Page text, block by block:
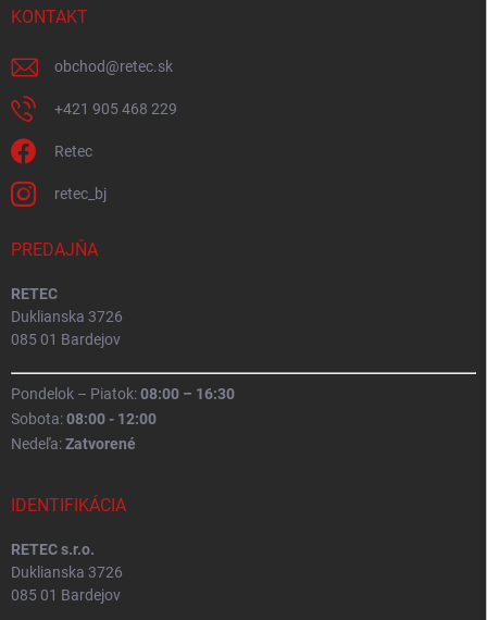
KONTAKT
obchod@retec.sk
+421 905 468 229
Retec
retec_bj
PREDAJŇA
RETEC
Duklianska 3726
085 01 Bardejov
Pondelok – Piatok:08:00 – 16:30
Sobota:08:00 - 12:00
Nedeľa:Zatvorené
IDENTIFIKÁCIA
RETEC s.r.o.
Duklianska 3726
085 01 Bardejov